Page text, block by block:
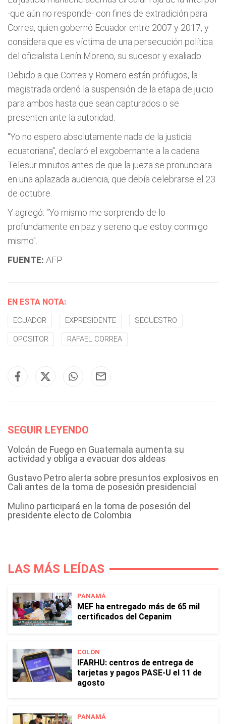
-que aún no responde- con fines de extradición para
Correa, quien gobernó Ecuador entre 2007 y 2017, y
considera que es víctima de una persecución política
del oficialista Lenín Moreno, su sucesor y exaliado.
Debido a que Correa y Romero están prófugos, la
magistrada ordenó la suspensión de la etapa de juicio
para ambos hasta que sean capturados o se
presenten ante la autoridad.
"Yo no espero absolutamente nada de la justicia
ecuatoriana", declaró el exgobernante a la cadena
Telesur minutos antes de que la jueza se pronunciara
en una aplazada audiencia, que debía celebrarse el 23
de octubre.
Y agregó: "Yo mismo me sorprendo de lo
profundamente en paz y sereno que estoy conmigo
mismo".
FUENTE: AFP
EN ESTA NOTA:
ECUADOR EXPRESIDENTE SECUESTRO
OPOSITOR RAFAEL CORREA
SEGUIR LEYENDO
Volcán de Fuego en Guatemala aumenta su
actividad y obliga a evacuar dos aldeas
Gustavo Petro alerta sobre presuntos explosivos en
Cali antes de la toma de posesión presidencial
Mulino participará en la toma de posesión del
presidente electo de Colombia
LAS MÁS LEÍDAS
PANAMÁ
MEF ha entregado más de 65 mil
certificados del Cepanim
COLÓN
IFARHU: centros de entrega de
tarjetas y pagos PASE-U el 11 de
agosto
PANAMÁ